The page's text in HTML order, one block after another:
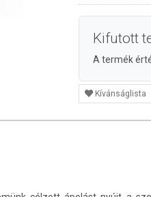
Kifutott
A termék
Kívánságlista